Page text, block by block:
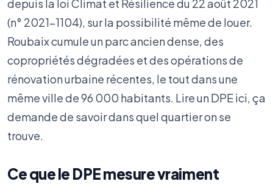
depuis la loi Climat et Résilience du 22 août 2021
(n° 2021-1104), sur la possibilité même de louer.
Roubaix cumule un parc ancien dense, des
copropriétés dégradées et des opérations de
rénovation urbaine récentes, le tout dans une
même ville de 96 000 habitants. Lire un DPE ici, ça
demande de savoir dans quel quartier on se
trouve.
Ce que le DPE mesure vraiment